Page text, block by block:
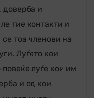
доверба и
тие контакти и
тоа членови на
Луѓето кои
повеќе луѓе кои им
и од кои